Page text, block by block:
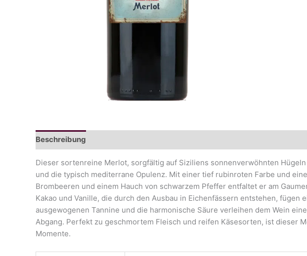
Beschreibung
Dieser sortenreine Merlot, sorgfältig auf Siziliens sonnenverwöhnten
und die typisch mediterrane Opulenz. Mit einer tief rubinroten Farbe und
Brombeeren und einem Hauch von schwarzem Pfeffer entfaltet er am
Kakao und Vanille, die durch den Ausbau in Eichenfässern entstehen, fügen
ausgewogenen Tannine und die harmonische Säure verleihen dem Wein
Abgang. Perfekt zu geschmortem Fleisch und reifen Käsesorten, ist dieser
Momente.